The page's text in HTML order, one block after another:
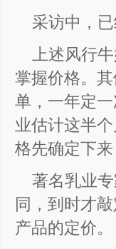
采访中，
上述风行
掌握价格。
单，一年定
业估计这半
格先确定下
著名乳业
同，到时才
产品的定价。